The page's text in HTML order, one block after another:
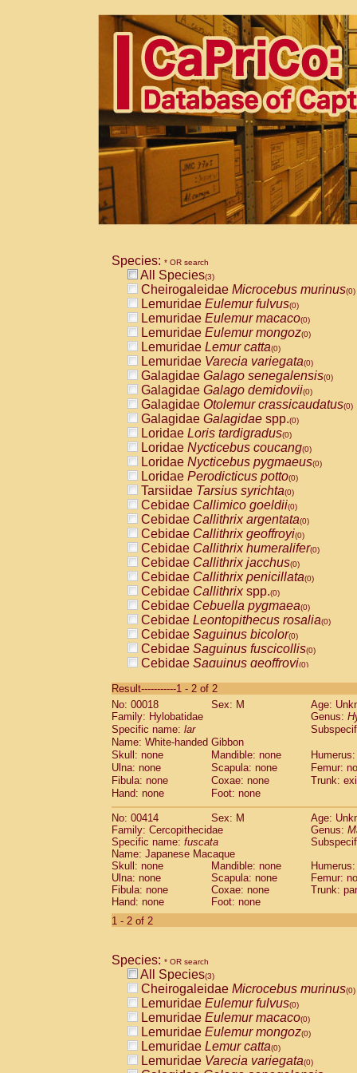
Species: * OR search
All Species(3)
Cheirogaleidae Microcebus murinus(0)
Lemuridae Eulemur fulvus(0)
Lemuridae Eulemur macaco(0)
Lemuridae Eulemur mongoz(0)
Lemuridae Lemur catta(0)
Lemuridae Varecia variegata(0)
Galagidae Galago senegalensis(0)
Galagidae Galago demidovii(0)
Galagidae Otolemur crassicaudatus(0)
Galagidae Galagidae spp.(0)
Loridae Loris tardigradus(0)
Loridae Nycticebus coucang(0)
Loridae Nycticebus pygmaeus(0)
Loridae Perodicticus potto(0)
Tarsiidae Tarsius syrichta(0)
Cebidae Callimico goeldii(0)
Cebidae Callithrix argentata(0)
Cebidae Callithrix geoffroyi(0)
Cebidae Callithrix humeralifer(0)
Cebidae Callithrix jacchus(0)
Cebidae Callithrix penicillata(0)
Cebidae Callithrixspp.(0)
Cebidae Cebuella pygmaea(0)
Cebidae Leontopithecus rosalia(0)
Cebidae Saguinus bicolor(0)
Cebidae Saguinus fuscicollis(0)
Cebidae Saguinus geoffroyi(0)
CebidaeSaguinus labiatus(0)
Cebidae Saguinus leucopus (0)
CebidaeSaguinus midas
CebidaeSaguinus mystax
CebidaeSaguinus nigricollis (0)
Cebidae Saguinus oedipus
Cebidae Saguinus weddelli
Cebidae Saguinusspp.
CebidaeAotus trivirgatus(0)
Cebidae Cebus albifrons
CebidaeCebus apella
CebidaeCebus capucinus
Cebidae Cebus nigrivittatus
Cebidae Cebusspp.(0)
Cebidae Saimiri boliviensis
Cebidae Saimiri sciureus
Atelidae
AtelidaeAlouatta
AtelidaeAteles belzebuth
AtelidaeAteles geoffroyi(0)
AtelidaeAteles paniscus(0)
AtelidaeAtelesspp. (0)
AtelidaeLagothrix lagothricha(0)
AtelidaeLagothrix lagothricha cana
PitheciidaeCacajao calvus
Result-----------1 - 2 of 2
No: 00018
Sex: M
Age:
Family: Hylobatidae
Genus:
Specific name: lar
Name: White-handed Gibbon
Skull: none
Mandible: none
Ulna: none
Scapula: none
Femur:
Fibula: none
Coxae: none
Trunk:
Hand: none
Foot: none
No: 00414 Sex: M
Age:
Family: Cercopithecidae
Genus:
Specific name: fuscata
Name: Japanese Macaque
Skull: none
Mandible: none
Ulna: none
Scapula: none
Femur:
Fibula: none
Coxae: none
Trunk:
Hand: none
Foot: none
1 - 2 of 2
Species: * OR search
All Species(3)
Cheirogaleidae Microcebus murinus(0)
Lemuridae Eulemur fulvus(0)
Lemuridae Eulemur macaco(0)
Lemuridae Eulemur mongoz(0)
Lemuridae Lemur catta(0)
Lemuridae Varecia variegata(0)